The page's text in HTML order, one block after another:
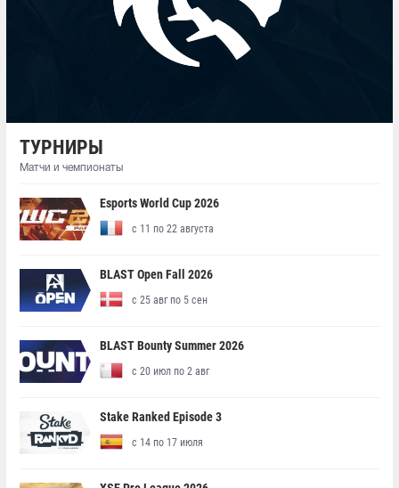
ТУРНИРЫ
Матчи и чемпионаты
Esports World Cup 2026
с 11 по 22 августа
BLAST Open Fall 2026
с 25 авг по 5 сен
BLAST Bounty Summer 2026
с 20 июл по 2 авг
Stake Ranked Episode 3
с 14 по 17 июля